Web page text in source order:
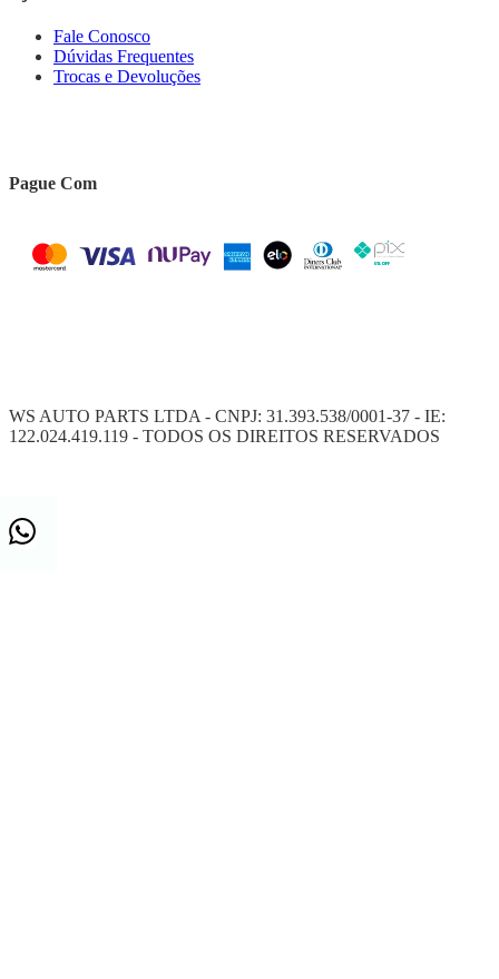
Fale Conosco
Dúvidas Frequentes
Trocas e Devoluções
Pague Com
WS AUTO PARTS LTDA - CNPJ: 31.393.538/0001-37 - IE:
122.024.419.119 - TODOS OS DIREITOS RESERVADOS